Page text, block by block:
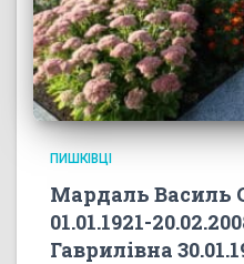
ПИШКІВЦІ
Мардаль Василь
01.01.1921-
Гаврилівна